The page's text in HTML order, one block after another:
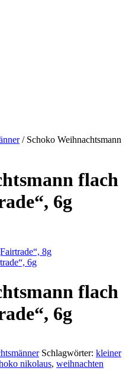
/Schoko Weihnachtsmann
flach
6g
8g
6g
flach
6g
Schlagwörter: kleiner
nikolaus, weihnachten